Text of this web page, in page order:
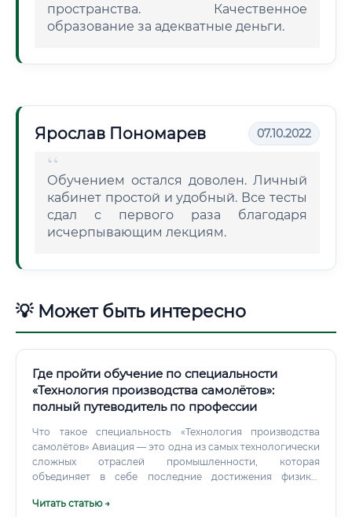
пространства. Качественное
образование за адекватные деньги.
Ярослав Пономарев 07.10.2022
Обучением остался доволен. Личный
кабинет простой и удобный. Все тесты
сдал с первого раза благодаря
исчерпывающим лекциям.
💡 Может быть интересно
Где пройти обучение по специальности
«Технология производства самолётов»:
полный путеводитель по профессии
Что такое специальность «Технология производства
самолётов» Авиация — это одна из самых технологически
сложных отраслей промышленности, которая
объединяет в себе последние достижения физики,
машиностроения. Специальность «Технология
Читать статью →